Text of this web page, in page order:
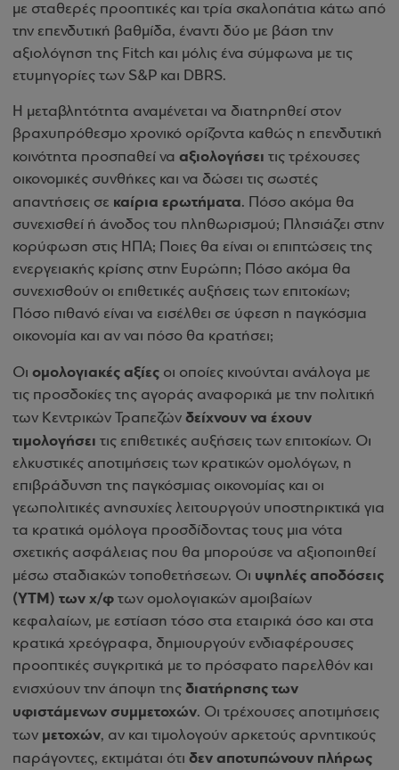
με σταθερές προοπτικές και τρία σκαλοπάτια κάτω από
την επενδυτική βαθμίδα, έναντι δύο με βάση την
αξιολόγηση της Fitch και μόλις ένα σύμφωνα με τις
ετυμηγορίες των S&P και DBRS.
H μεταβλητότητα αναμένεται να διατηρηθεί στον
βραχυπρόθεσμο χρονικό ορίζοντα καθώς η επενδυτική
κοινότητα προσπαθεί να αξιολογήσει τις τρέχουσες
οικονομικές συνθήκες και να δώσει τις σωστές
απαντήσεις σε καίρια ερωτήματα. Πόσο ακόμα θα
συνεχισθεί ή άνοδος του πληθωρισμού; Πλησιάζει στην
κορύφωση στις ΗΠΑ; Ποιες θα είναι οι επιπτώσεις της
ενεργειακής κρίσης στην Ευρώπη; Πόσο ακόμα θα
συνεχισθούν οι επιθετικές αυξήσεις των επιτοκίων;
Πόσο πιθανό είναι να εισέλθει σε ύφεση η παγκόσμια
οικονομία και αν ναι πόσο θα κρατήσει;
Οι ομολογιακές αξίες οι οποίες κινούνται ανάλογα με
τις προσδοκίες της αγοράς αναφορικά με την πολιτική
των Κεντρικών Τραπεζών δείχνουν να έχουν
τιμολογήσει τις επιθετικές αυξήσεις των επιτοκίων. Οι
ελκυστικές αποτιμήσεις των κρατικών ομολόγων, η
επιβράδυνση της παγκόσμιας οικονομίας και οι
γεωπολιτικές ανησυχίες λειτουργούν υποστηρικτικά για
τα κρατικά ομόλογα προσδίδοντας τους μια νότα
σχετικής ασφάλειας που θα μπορούσε να αξιοποιηθεί
μέσω σταδιακών τοποθετήσεων. Οι υψηλές αποδόσεις
(ΥΤΜ) των χ/φ των ομολογιακών αμοιβαίων
κεφαλαίων, με εστίαση τόσο στα εταιρικά όσο και στα
κρατικά χρεόγραφα, δημιουργούν ενδιαφέρουσες
προοπτικές συγκριτικά με το πρόσφατο παρελθόν και
ενισχύουν την άποψη της διατήρησης των
υφιστάμενων συμμετοχών. Οι τρέχουσες αποτιμήσεις
των μετοχών, αν και τιμολογούν αρκετούς αρνητικούς
παράγοντες, εκτιμάται ότι δεν αποτυπώνουν πλήρως